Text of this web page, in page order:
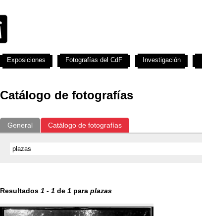
Catálogo de fotografías
General Catálogo de fotografías
Resultados 1 - 1 de 1 para plazas
Exposiciones Fotografías del CdF Investigación